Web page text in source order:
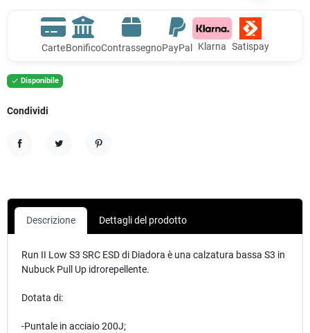
CarteBonificoContrassegnoPayPal Klarna Satispay
 Disponibile
Condividi
Descrizione Dettagli del prodotto
Run II Low S3 SRC ESD di Diadora è una calzatura bassa S3 in
Nubuck Pull Up idrorepellente.
Dotata di:
-Puntale in acciaio 200J;